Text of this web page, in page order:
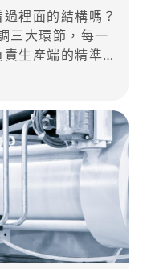
裡面的結構嗎？
三大環節，每一
生產端的精準溫